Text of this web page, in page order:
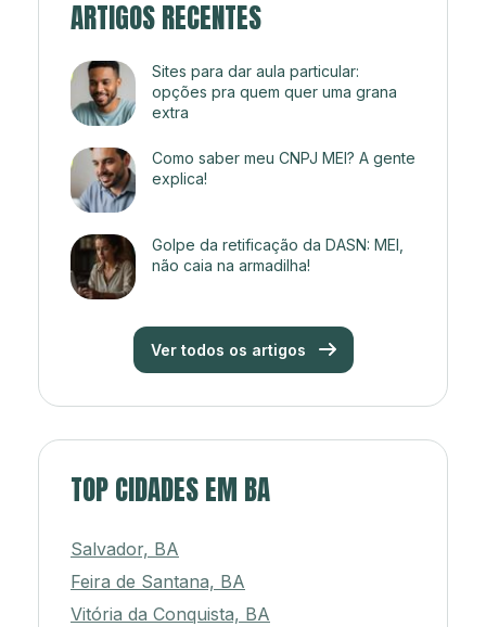
ARTIGOS RECENTES
Sites para dar aula particular:
opções pra quem quer uma grana
extra
Como saber meu CNPJ MEI? A gente
explica!
Golpe da retificação da DASN: MEI,
não caia na armadilha!
Ver todos os artigos
TOP CIDADES EM BA
Salvador, BA
Feira de Santana, BA
Vitória da Conquista, BA